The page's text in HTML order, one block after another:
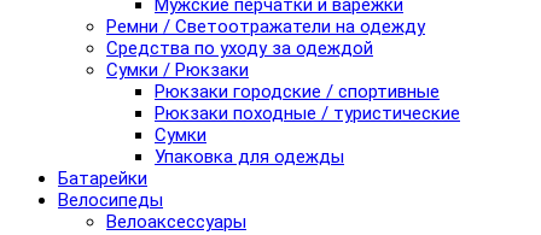
Мужские перчатки и варежки
Ремни / Светоотражатели на одежду
Средства по уходу за одеждой
Сумки / Рюкзаки
Рюкзаки городские / спортивные
Рюкзаки походные / туристические
Сумки
Упаковка для одежды
Батарейки
Велосипеды
Велоаксессуары